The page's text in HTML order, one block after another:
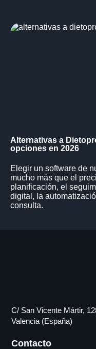
Alternativas a
opciones en 2026
Elegir un software de
mucho más que el
planificación, el
digital, la
consulta.
C/ San Vicente Mártir,
Valencia (España)
Contacto